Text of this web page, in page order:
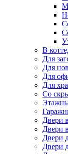
В
Для
Для
Для
Для
Со
Двери
Двери
Двери
Двери